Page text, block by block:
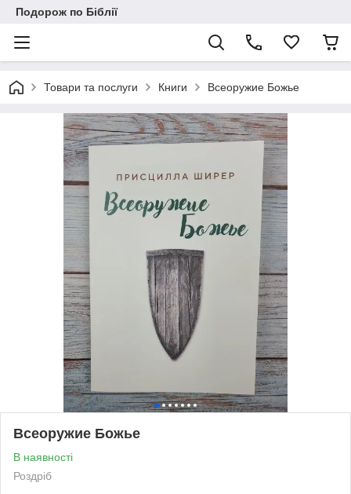
Подорож по Біблії
Товари та послуги Книги Всеоружие Божье
Всеоружие Божье
В наявності
Роздріб